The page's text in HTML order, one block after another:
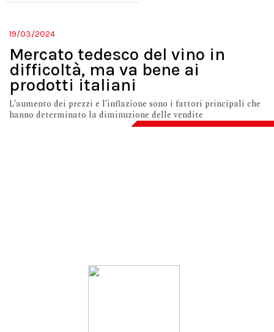
19/03/2024
Mercato tedesco del vino in
difficoltà, ma va bene ai
prodotti italiani
L’aumento dei prezzi e l’inflazione sono i fattori principali che
hanno determinato la diminuzione delle vendite